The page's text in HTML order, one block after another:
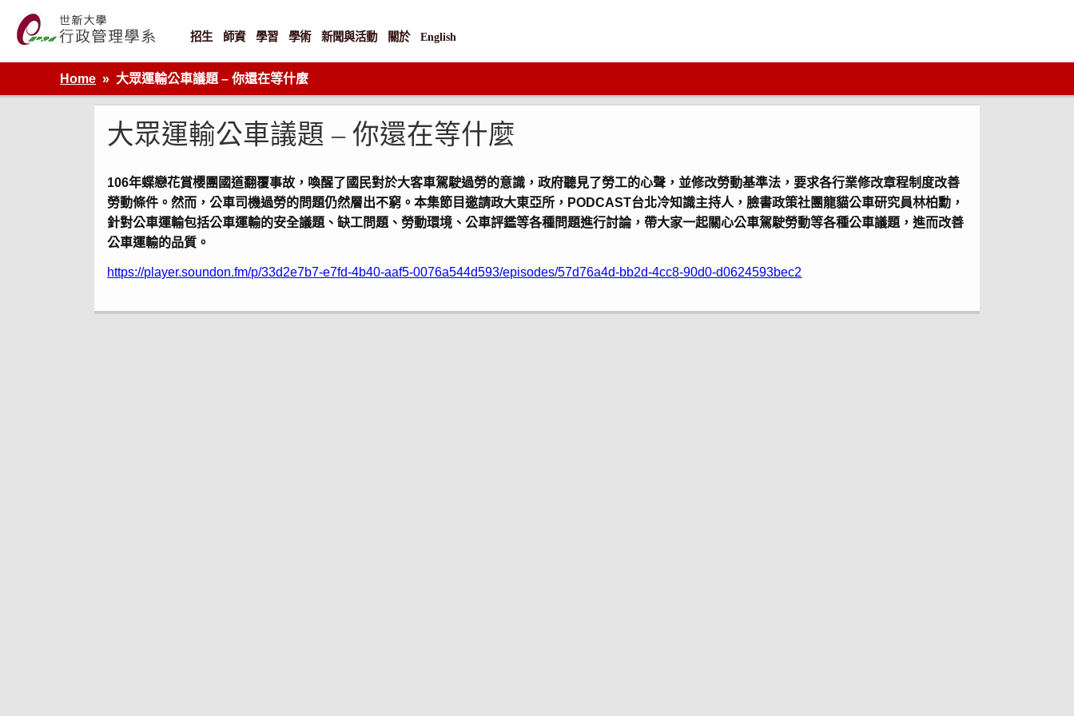
content
世新大學行政管理學系網站
招生 師資 學習 學術 新聞與活動 關於 English
Home 大眾運輸公車議題 – 你還在等什麼
大眾運輸公車議題 – 你還在等什麼
106年蝶戀花賞櫻團國道翻覆事故，喚醒了國民對於大客車駕駛過勞的意識，政府聽見了勞工的心聲，並修改勞動基準法，要求各行業修改章程制度改善
勞動條件。然而，公車司機過勞的問題仍然層出不窮。本集節目邀請政大東亞所，PODCAST台北冷知識主持人，臉書政策社團龍貓公車研究員林柏勳，
針對公車運輸包括公車運輸的安全議題、缺工問題、勞動環境、公車評鑑等各種問題進行討論，帶大家一起關心公車駕駛勞動等各種公車議題，進而改善
公車運輸的品質。
https://player.soundon.fm/p/33d2e7b7-e7fd-4b40-aaf5-0076a544d593/episodes/57d76a4d-bb2d-4cc8-90d0-d0624593bec2